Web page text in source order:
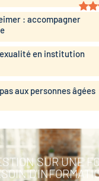
: accompagner
en institution
aux personnes âgées
SUR UNE